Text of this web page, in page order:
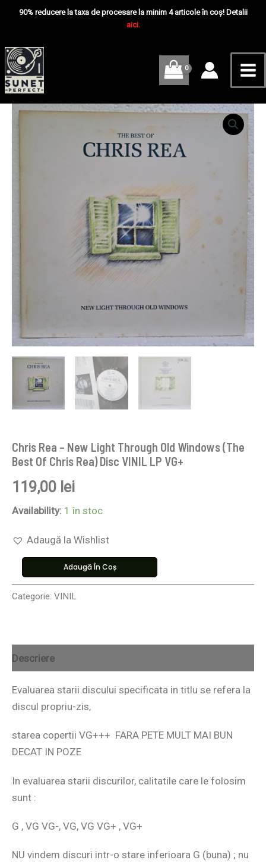
90% reducere la taxa de procesare la minim 4 articole în coș! Detalii
aici.
Chris Rea – New Light Through Old Windows (The
Best Of Chris Rea) Disc VINIL LP VG+
119,00 lei
Availability: 1 în stoc
Adaugă la Wishlist
Cantitate
Adaugă În Coș
Categorie: VINIL
Descriere
Evaluarea starii discului specificata in titlu se refera la
discul propriu-zis,
starea copertii VG+++ FARA PETE MULT MAI BUN
DECAT IN POZE
In evaluarea starii discurilor, calitatile care le folosim
sunt :
G , VG VG-, VG, VG VG+ , VG+
NU vindem discuri intr-o stare inferioara G (buna) ; nu
Light
Rea)
VG+